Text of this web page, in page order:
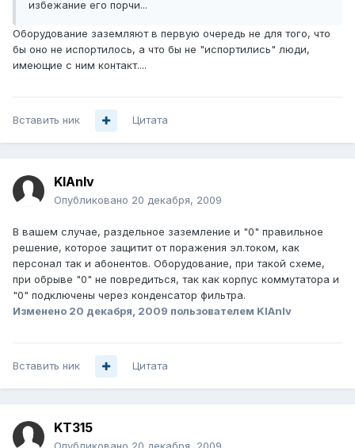
избежание его порчи...
Оборудование заземляют в первую очередь не для того, что
бы оно не испортилось, а что бы не "испортились" люди,
имеющие с ним контакт....
Вставить ник Цитата
KlAnIv
Опубликовано 20 декабря, 2009
В вашем случае, раздельное заземление и "0" правильное
решение, которое защитит от поражения эл.током, как
персонал так и абонентов. Оборудование, при такой схеме,
при обрыве "0" не повредиться, так как корпус коммутатора и
"0" подключены через конденсатор фильтра.
Изменено 20 декабря, 2009 пользователем KlAnIv
Вставить ник Цитата
KT315